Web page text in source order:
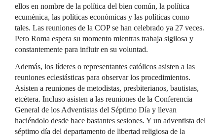
ellos en nombre de la política del bien común, la política
ecuménica, las políticas económicas y las políticas como
tales. Las reuniones de la COP se han celebrado ya 27 veces.
Pero Roma espera su momento mientras trabaja sigilosa y
constantemente para influir en su voluntad.
Además, los líderes o representantes católicos asisten a las
reuniones eclesiásticas para observar los procedimientos.
Asisten a reuniones de metodistas, presbiterianos, bautistas,
etcétera. Incluso asisten a las reuniones de la Conferencia
General de los Adventistas del Séptimo Día y llevan
haciéndolo desde hace bastantes sesiones. Y un adventista del
séptimo día del departamento de libertad religiosa de la